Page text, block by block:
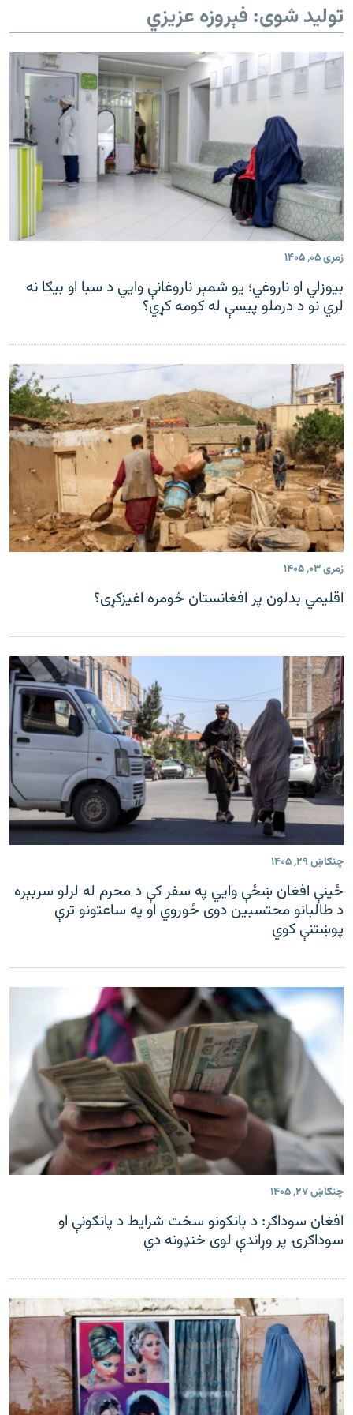
اړیکه
دري پاڼه
Azadi English
راسره ملګري شئ
د ازادې اروپا/ ازادي راډيو ټولې پاڼې
تولید شوی: فېروزه عزیزي
زمری ۰۵, ۱۴۰۵
بیوزلي او ناروغي؛ یو شمېر ناروغانې وایي د سبا او بیګا نه
لري نو د درملو پیسې له کومه کړي؟
زمری ۰۳, ۱۴۰۵
اقلیمي بدلون پر افغانستان څومره اغیزکړی؟
چنګاښ ۲۹, ۱۴۰۵
ځینې افغان ښځې وايي په سفر کې د محرم له لرلو سربېره
د طالبانو محتسبین دوی ځوروي او په ساعتونو ترې
پوښتنې کوي
چنګاښ ۲۷, ۱۴۰۵
افغان سوداګر: د بانکونو سخت شرایط د پانګونې او
سوداګرۍ پر وړاندې لوی خنډونه دي